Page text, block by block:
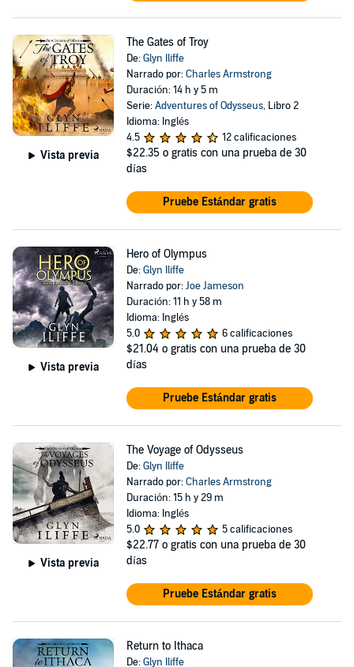
Vista previa
The Gates of Troy
De:Glyn Iliffe
Narrado por:Charles Armstrong
Duración: 14 h y 5 m
Serie:Adventures of Odysseus, Libro 2
Idioma: Inglés
4.5
12 calificaciones
$22.35 o gratis con una prueba de 30
días
Pruebe Estándar gratis
Vista previa
Hero of Olympus
De:Glyn Iliffe
Narrado por:Joe Jameson
Duración: 11 h y 58 m
Idioma: Inglés
5.0
6 calificaciones
$21.04 o gratis con una prueba de 30
días
Pruebe Estándar gratis
Vista previa
The Voyage of Odysseus
De:Glyn Iliffe
Narrado por:Charles Armstrong
Duración: 15 h y 29 m
Idioma: Inglés
5.0
5 calificaciones
$22.77 o gratis con una prueba de 30
días
Pruebe Estándar gratis
Return to Ithaca
De:Glyn Iliffe